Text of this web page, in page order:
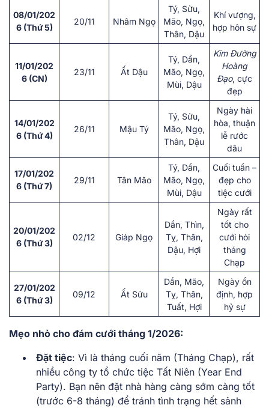
08/01/202
6 (Thứ 5)
20/11 Nhâm Ngọ
Tý, Sửu,
Mão, Ngọ,
Thân, Dậu
Khí vượng,
hợp hôn sự
11/01/202
6 (CN)
23/11 Ất Dậu
Tý, Dần,
Mão, Ngọ,
Mùi, Dậu
Kim Đường
Hoàng
Đạo, cực
đẹp
14/01/202
6 (Thứ 4)
26/11 Mậu Tý
Tý, Sửu,
Mão, Ngọ,
Thân, Dậu
Ngày hài
hòa, thuận
lễ rước
dâu
17/01/202
6 (Thứ 7)
29/11 Tân Mão
Tý, Dần,
Mão, Ngọ,
Mùi, Dậu
Cuối tuần –
đẹp cho
tiệc cưới
20/01/202
6 (Thứ 3)
02/12 Giáp Ngọ
Dần, Thìn,
Tỵ, Thân,
Dậu, Hợi
Ngày rất
tốt cho
cưới hỏi
tháng
Chạp
27/01/202
6 (Thứ 3)
09/12 Ất Sửu
Dần, Mão,
Tỵ, Thân,
Tuất, Hợi
Ngày ổn
định, hợp
hỷ sự
Mẹo nhỏ cho đám cưới tháng 1/2026:
Đặt tiệc: Vì là tháng cuối năm (Tháng Chạp), rất
nhiều công ty tổ chức tiệc Tất Niên (Year End
Party). Bạn nên đặt nhà hàng càng sớm càng tốt
(trước 6-8 tháng) để tránh tình trạng hết sảnh